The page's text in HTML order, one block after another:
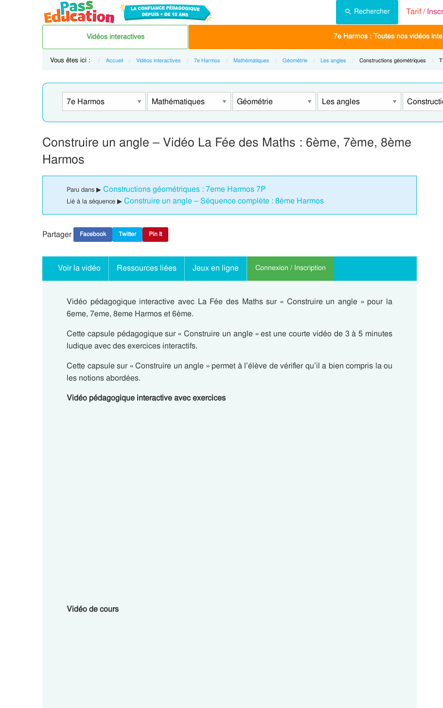
Rechercher Tarif /
Vidéos interactives 7e Harmos : Toutes nos vidéos
Vous êtes ici : Accueil Vidéos interactives 7e Harmos Mathématiques Géométrie Les angles Current:
Constructions géométriques
Construire un angle – Vidéo La Fée des Maths : 6ème, 7ème, 8ème
Harmos
Paru dans ▶ Constructions géométriques : 7eme Harmos 7P
Lié à la séquence ▶ Construire un angle – Séquence complète : 8ème Harmos
Partager Facebook Twitter Pin It
Voir la vidéo Ressources liées Jeux en ligne Connexion / Inscription
Vidéo pédagogique interactive avec La Fée des Maths sur « Construire un angle » pour la
6eme, 7eme, 8eme Harmos et 6ème.
Cette capsule pédagogique sur « Construire un angle » est une courte vidéo de 3 à 5 minutes
ludique avec des exercices interactifs.
Cette capsule sur « Construire un angle » permet à l’élève de vérifier qu’il a bien compris la ou
les notions abordées.
Vidéo pédagogique interactive avec exercices
Vidéo de cours